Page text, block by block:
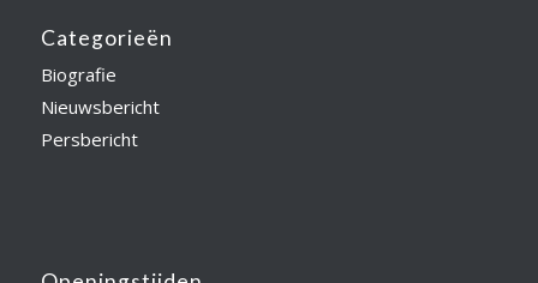
Categorieën
Biografie
Nieuwsbericht
Persbericht